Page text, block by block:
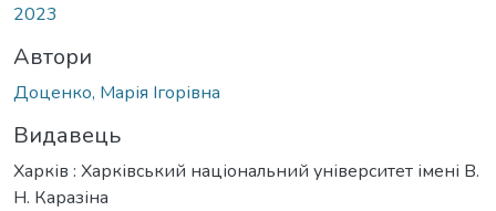
2023
Автори
Доценко, Марія Ігорівна
Видавець
Харків : Харківський національний університет імені В.
Н. Каразіна